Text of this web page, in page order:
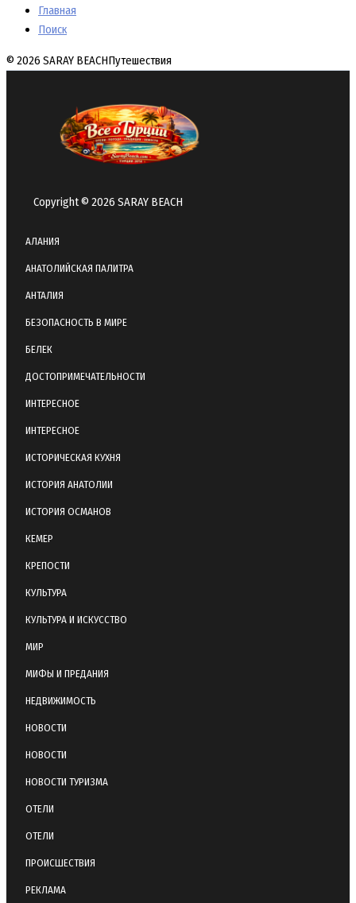
Главная
Поиск
© 2026 SARAY BEACHПутешествия
Copyright © 2026 SARAY BEACH
АЛАНИЯ
АНАТОЛИЙСКАЯ ПАЛИТРА
АНТАЛИЯ
БЕЗОПАСНОСТЬ В МИРЕ
БЕЛЕК
ДОСТОПРИМЕЧАТЕЛЬНОСТИ
ИНТЕРЕСНОЕ
ИНТЕРЕСНОЕ
ИСТОРИЧЕСКАЯ КУХНЯ
ИСТОРИЯ АНАТОЛИИ
ИСТОРИЯ ОСМАНОВ
КЕМЕР
КРЕПОСТИ
КУЛЬТУРА
КУЛЬТУРА И ИСКУССТВО
МИР
МИФЫ И ПРЕДАНИЯ
НЕДВИЖИМОСТЬ
НОВОСТИ
НОВОСТИ
НОВОСТИ ТУРИЗМА
ОТЕЛИ
ОТЕЛИ
ПРОИСШЕСТВИЯ
РЕКЛАМА